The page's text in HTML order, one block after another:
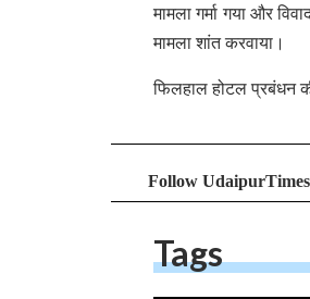
मामला गर्मा गया और
मामला शांत करवाया।
फिलहाल होटल प्रबंधन
Follow
Tags